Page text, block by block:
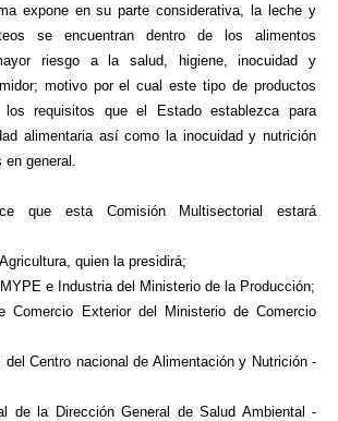
expone en su parte considerativa, la leche y
se encuentran dentro de los alimentos
riesgo a la salud, higiene, inocuidad y
motivo por el cual este tipo de productos
requisitos que el Estado establezca para
alimentaria así como la inocuidad y nutrición
general.
que esta Comisión Multisectorial estará
quien la presidirá;
e Industria del Ministerio de la Producción;
Comercio Exterior del Ministerio de Comercio
del Centro nacional de Alimentación y Nutrición -
de la Dirección General de Salud Ambiental -